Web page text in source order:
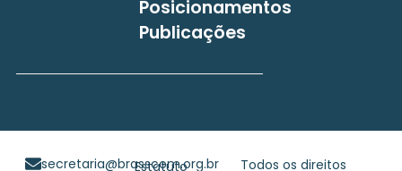
Posicionamentos
Publicações
Todos os direitos
secretaria@brasscom.org.br
Estatuto